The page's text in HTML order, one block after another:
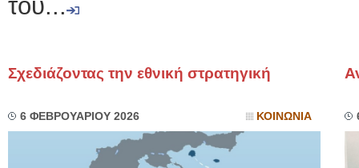
του...
Σχεδιάζοντας την εθνική στρατηγική
6 ΦΕΒΡΟΥΑΡΙΟΥ 2026 ΚΟΙΝΩΝΙΑ